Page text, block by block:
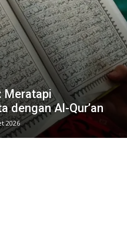
Meratapi
dengan Al-Qur’an
2026